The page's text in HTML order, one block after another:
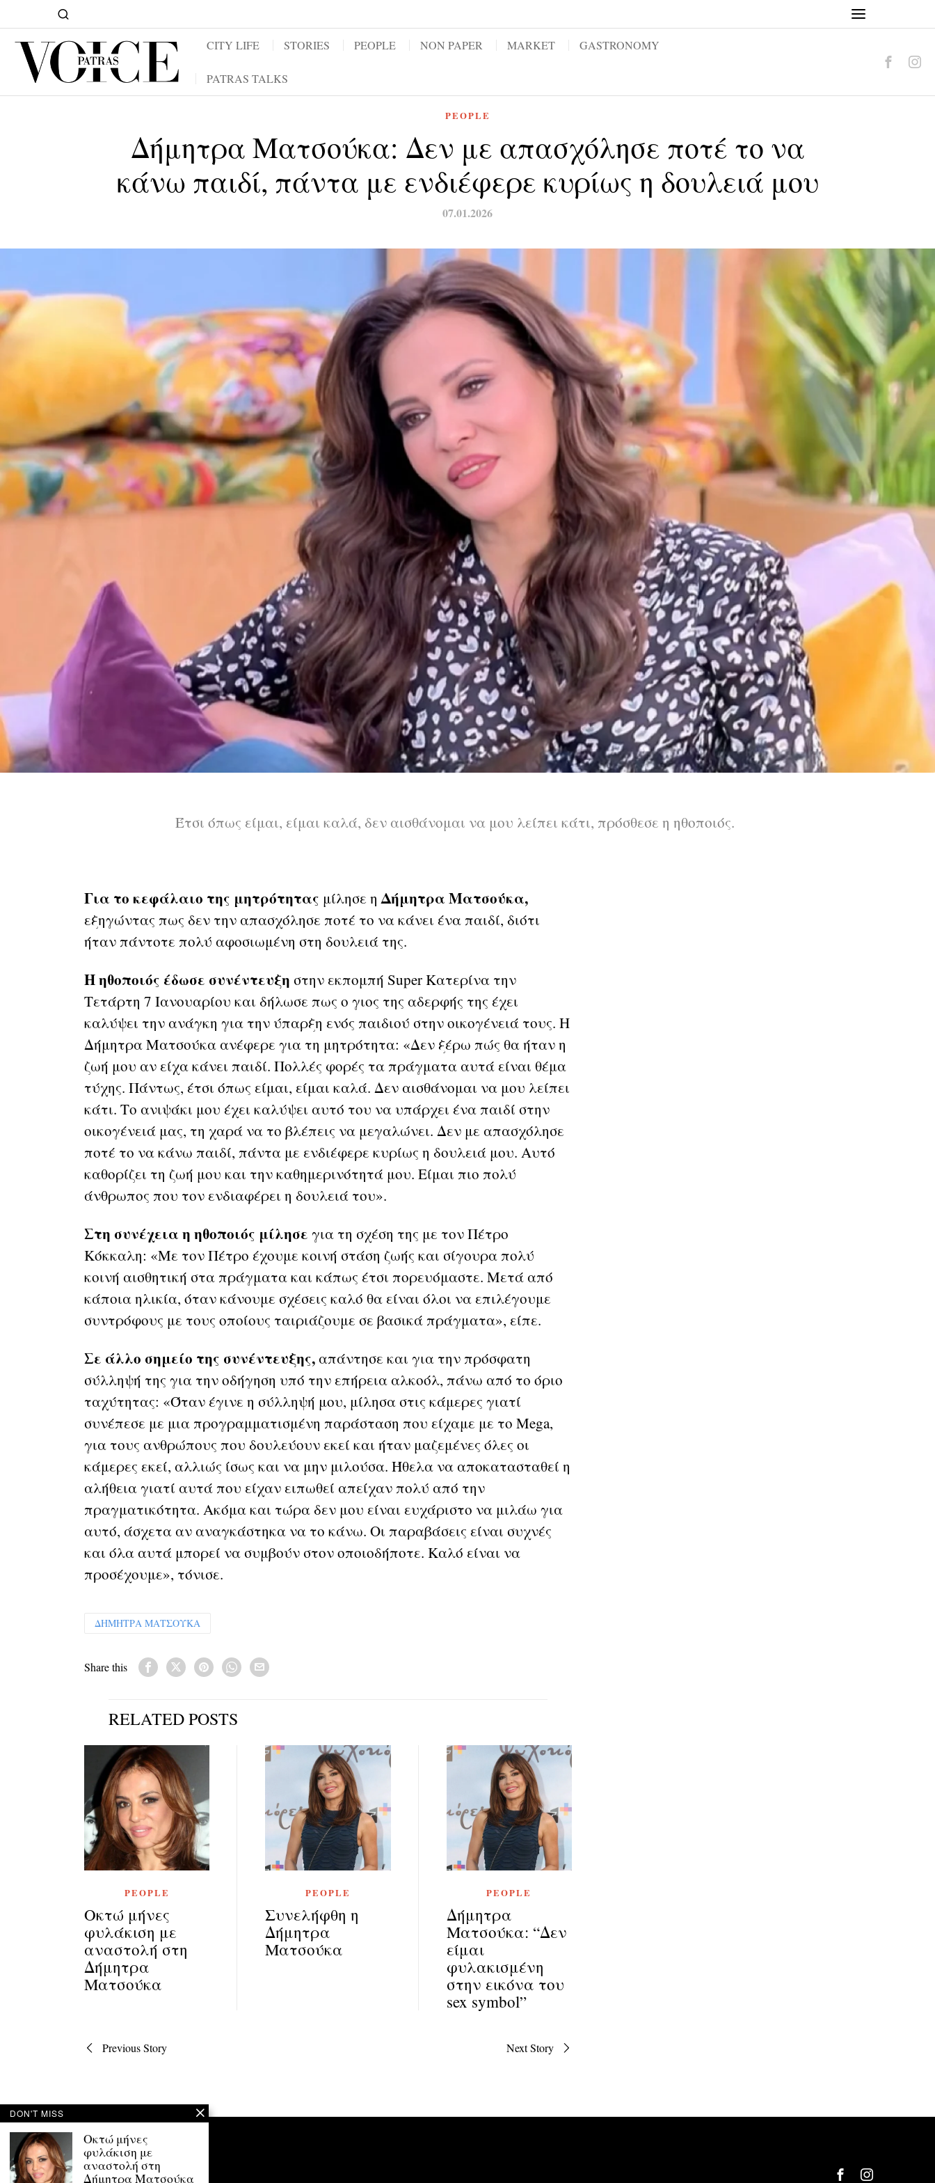
CITY LIFE STORIES PEOPLE NON PAPER MARKET GASTRONOMY
PATRAS TALKS
PEOPLE
Δήμητρα Ματσούκα: Δεν με απασχόλησε ποτέ το να
κάνω παιδί, πάντα με ενδιέφερε κυρίως η δουλειά μου
07.01.2026
Έτσι όπως είμαι, είμαι καλά, δεν αισθάνομαι να μου λείπει κάτι, πρόσθεσε η ηθοποιός.
Για το κεφάλαιο της μητρότητας μίλησε ηΔήμητρα Ματσούκα,
εξηγώντας πως δεν την απασχόλησε ποτέ το να κάνει ένα παιδί, διότι
ήταν πάντοτε πολύ αφοσιωμένη στη δουλειά της.
Η ηθοποιός έδωσε συνέντευξη στην εκπομπή Super Κατερίνα την
Τετάρτη 7 Ιανουαρίου και δήλωσε πως ο γιος της αδερφής της έχει
καλύψει την ανάγκη για την ύπαρξη ενός παιδιού στην οικογένειά τους. Η
Δήμητρα Ματσούκα ανέφερε για τη μητρότητα: «Δεν ξέρω πώς θα ήταν η
ζωή μου αν είχα κάνει παιδί. Πολλές φορές τα πράγματα αυτά είναι θέμα
τύχης. Πάντως, έτσι όπως είμαι, είμαι καλά. Δεν αισθάνομαι να μου λείπει
κάτι. Το ανιψάκι μου έχει καλύψει αυτό του να υπάρχει ένα παιδί στην
οικογένειά μας, τη χαρά να το βλέπεις να μεγαλώνει. Δεν με απασχόλησε
ποτέ το να κάνω παιδί, πάντα με ενδιέφερε κυρίως η δουλειά μου. Αυτό
καθορίζει τη ζωή μου και την καθημερινότητά μου. Είμαι πιο πολύ
άνθρωπος που τον ενδιαφέρει η δουλειά του».
Στη συνέχεια η ηθοποιός μίλησε για τη σχέση της με τον Πέτρο
Κόκκαλη: «Με τον Πέτρο έχουμε κοινή στάση ζωής και σίγουρα πολύ
κοινή αισθητική στα πράγματα και κάπως έτσι πορευόμαστε. Μετά από
κάποια ηλικία, όταν κάνουμε σχέσεις καλό θα είναι όλοι να επιλέγουμε
συντρόφους με τους οποίους ταιριάζουμε σε βασικά πράγματα», είπε.
Σε άλλο σημείο της συνέντευξης,απάντησε και για την πρόσφατη
σύλληψή της για την οδήγηση υπό την επήρεια αλκοόλ, πάνω από το όριο
ταχύτητας: «Όταν έγινε η σύλληψή μου, μίλησα στις κάμερες γιατί
συνέπεσε με μια προγραμματισμένη παράσταση που είχαμε με το Mega,
για τους ανθρώπους που δουλεύουν εκεί και ήταν μαζεμένες όλες οι
κάμερες εκεί, αλλιώς ίσως και να μην μιλούσα. Ήθελα να αποκατασταθεί η
αλήθεια γιατί αυτά που είχαν ειπωθεί απείχαν πολύ από την
πραγματικότητα. Ακόμα και τώρα δεν μου είναι ευχάριστο να μιλάω για
αυτό, άσχετα αν αναγκάστηκα να το κάνω. Οι παραβάσεις είναι συχνές
και όλα αυτά μπορεί να συμβούν στον οποιοδήποτε. Καλό είναι να
προσέχουμε», τόνισε.
ΔΗΜΗΤΡΑ ΜΑΤΣΟΥΚΑ
Share this
RELATED POSTS
PEOPLE
Οκτώ μήνες
φυλάκιση με
αναστολή στη
Δήμητρα
Ματσούκα
PEOPLE
Συνελήφθη η
Δήμητρα
Ματσούκα
PEOPLE
Δήμητρα
Ματσούκα: “Δεν
είμαι
φυλακισμένη
στην εικόνα του
sex symbol”
Πλοήγηση
Previous Story Next Story
DON'T MISS
Οκτώ μήνες
φυλάκιση με
αναστολή στη
Δήμητρα Ματσούκα